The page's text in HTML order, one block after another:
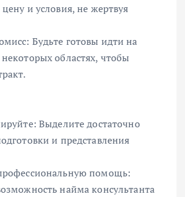
и условия, не жертвуя
Будьте готовы идти на
областях, чтобы
Выделите достаточно
и представления
помощь:
найма консультанта